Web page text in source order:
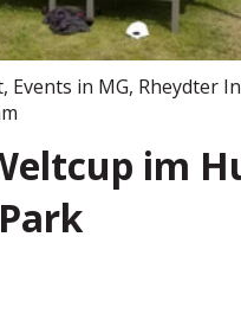
, Events in MG, Rheydter
im